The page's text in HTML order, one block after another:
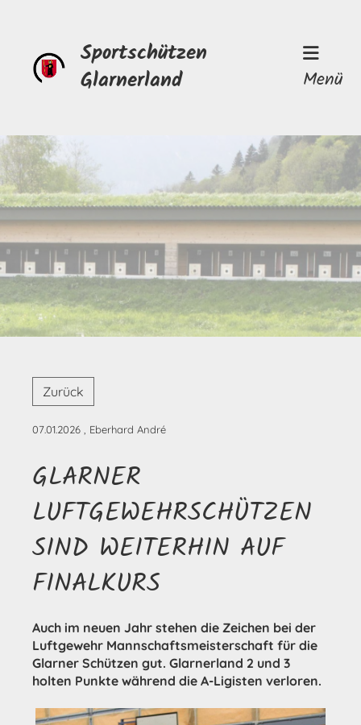
Sportschützen
Glarnerland
Menü
Zurück
07.01.2026 , Eberhard André
GLARNER
LUFTGEWEHRSCHÜTZEN
SIND WEITERHIN AUF
FINALKURS
Auch im neuen Jahr stehen die Zeichen bei der
Luftgewehr Mannschaftsmeisterschaft für die
Glarner Schützen gut. Glarnerland 2 und 3
holten Punkte während die A-Ligisten verloren.